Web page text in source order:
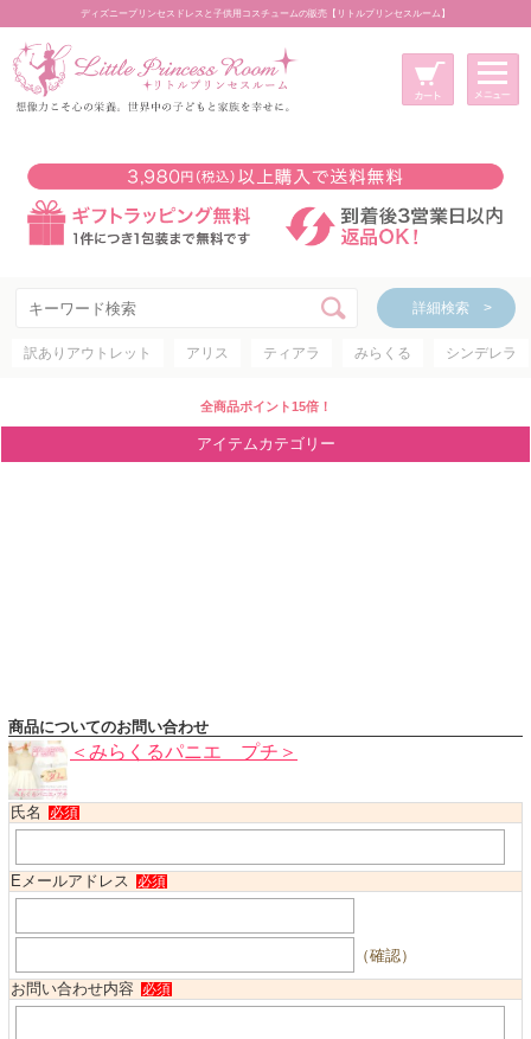
ディズニープリンセスドレスと子供用コスチュームの販売【リトルプリンセスルーム】
詳細検索 >
訳ありアウトレット アリス ティアラ みらくる シンデレラ
全商品ポイント15倍！
アイテムカテゴリー
商品についてのお問い合わせ
＜みらくるパニエ プチ＞
氏名 必須
Eメールアドレス 必須
（確認）
お問い合わせ内容
必須
新規会員登録
マイページ
カート
詳細検索 >
アイテムカテゴリー
ディズニープリンセス
ディズニキャラクター
アウトレット
ショッピングインフォメーション
お支払・送料
サイズの測り方